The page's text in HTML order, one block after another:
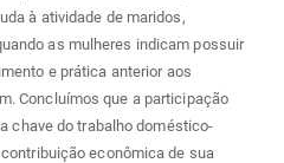
à atividade de maridos,
as mulheres indicam possuir
e prática anterior aos
Concluímos que a participação
chave do trabalho doméstico-
econômica de sua